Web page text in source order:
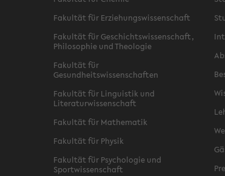
Fakultät für Erziehungswissenschaft
Fakultät für Geschichtswissenschaft,
Philosophie und Theologie
Fakultät für
Gesundheitswissenschaften
Fakultät für Linguistik und
Literaturwissenschaft
Fakultät für Mathematik
Fakultät für Physik
Fakultät für Psychologie und
Sportwissenschaft